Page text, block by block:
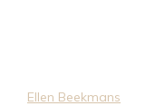
Ellen Beekmans